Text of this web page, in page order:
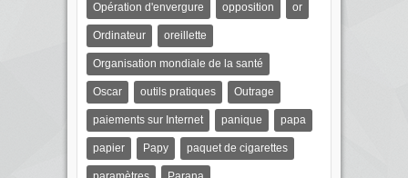
Opération d'envergure opposition or
Ordinateur oreillette
Organisation mondiale de la santé
Oscar outils pratiques Outrage
paiements sur Internet panique papa
papier Papy paquet de cigarettes